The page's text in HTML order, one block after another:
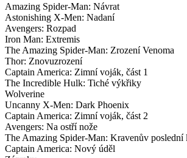
Amazing Spider-Man: Návrat
Astonishing X-Men: Nadaní
Avengers: Rozpad
Iron Man: Extremis
The Amazing Spider-Man: Zrození Venoma
Thor: Znovuzrození
Captain America: Zimní voják, část 1
The Incredible Hulk: Tiché výkřiky
Wolverine
Uncanny X-Men: Dark Phoenix
Captain America: Zimní voják, část 2
Avengers: Na ostří nože
The Amazing Spider-Man: Kravenův poslední
Captain America: Nový úděl